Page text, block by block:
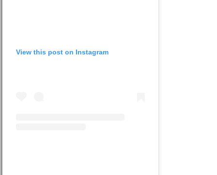
View this post on Instagram